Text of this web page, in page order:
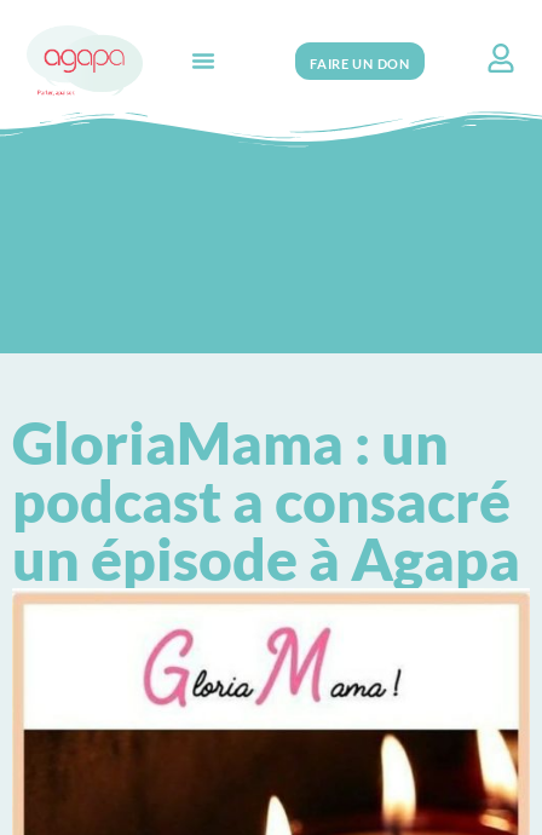
FAIRE UN DON
GloriaMama : un
podcast a consacré
un épisode à Agapa